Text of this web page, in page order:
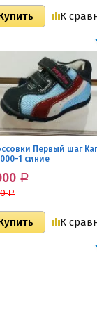
К
Первый шаг
1 синие
Р
Р
К